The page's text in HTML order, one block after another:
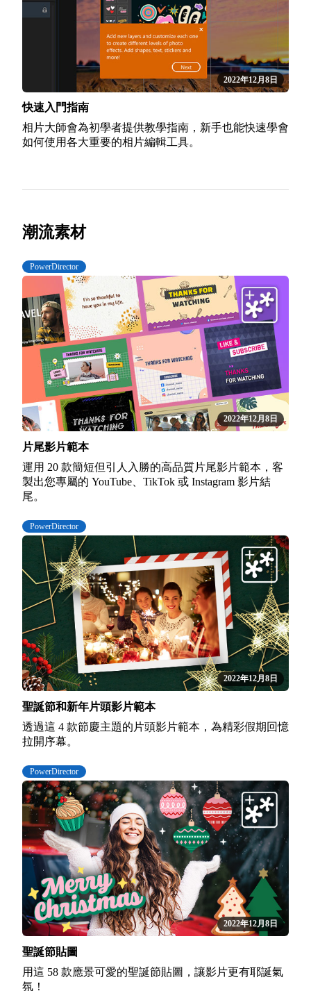
2022年12月8日
快速入門指南
相片大師會為初學者提供教學指南，新手也能快速學會
如何使用各大重要的相片編輯工具。
潮流素材
PowerDirector
2022年12月8日
片尾影片範本
運用 20 款簡短但引人入勝的高品質片尾影片範本，客
製出您專屬的 YouTube、TikTok 或 Instagram 影片結
尾。
PowerDirector
2022年12月8日
聖誕節和新年片頭影片範本
透過這 4 款節慶主題的片頭影片範本，為精彩假期回憶
拉開序幕。
PowerDirector
2022年12月8日
聖誕節貼圖
用這 58 款應景可愛的聖誕節貼圖，讓影片更有耶誕氣
氛！